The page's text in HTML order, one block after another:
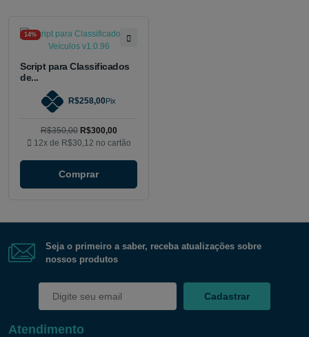
14%
Script para Classificados
de...
R$258,00Pix
R$350,00 R$300,00
12x de R$30,12 no cartão
Comprar
Seja o primeiro a saber, receba atualizações sobre
nossos produtos
Cadastrar
Atendimento